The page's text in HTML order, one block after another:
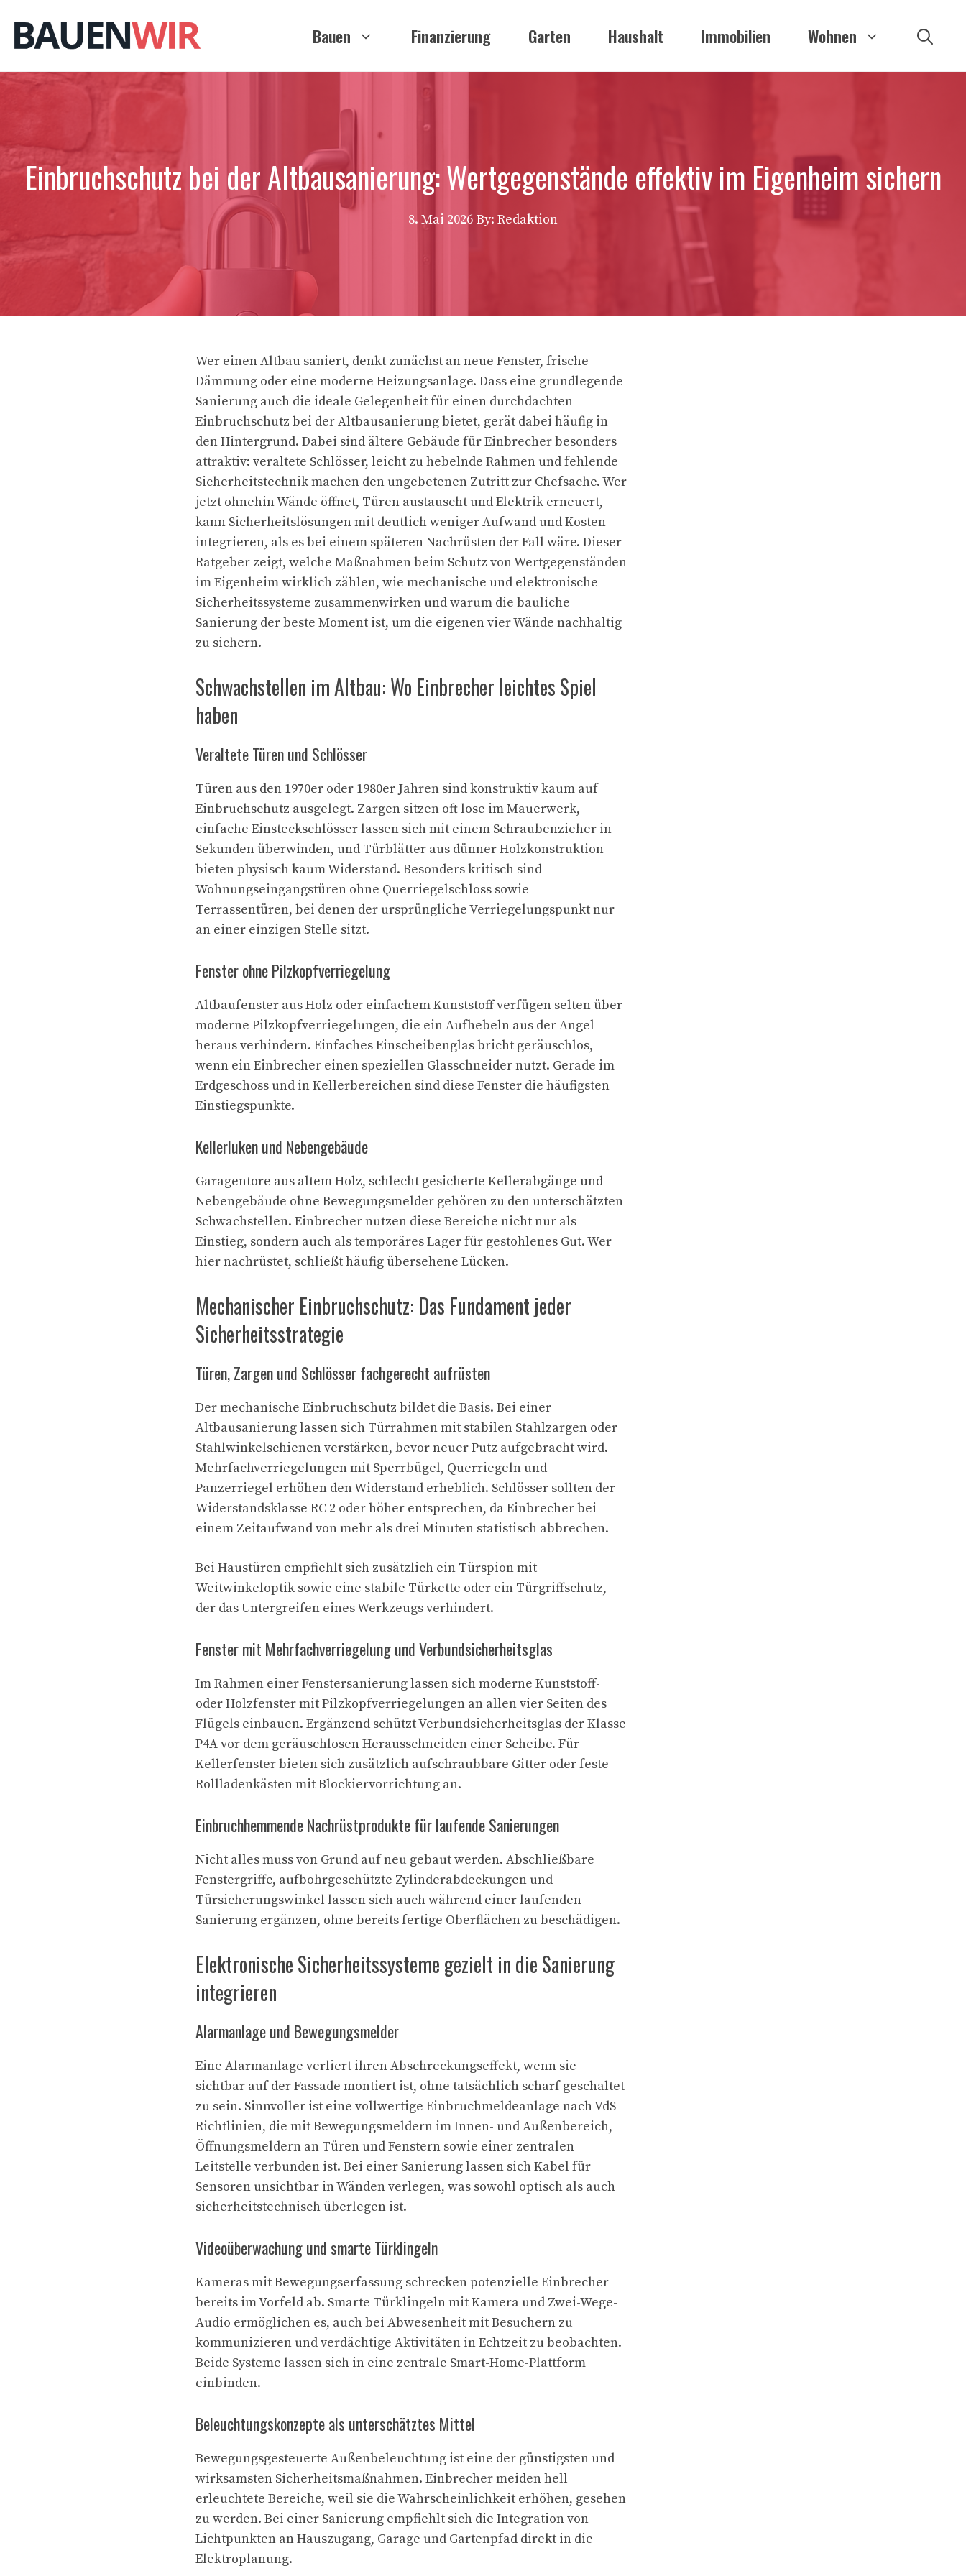
Inhalt
springen
Bauen Finanzierung Garten Haushalt Immobilien Wohnen
Einbruchschutz bei der Altbausanierung: Wertgegenstände effektiv im Eigenheim sichern
8. Mai 2026 By: Redaktion
Wer einen Altbau saniert, denkt zunächst an neue Fenster, frische
Dämmung oder eine moderne Heizungsanlage. Dass eine grundlegende
Sanierung auch die ideale Gelegenheit für einen durchdachten
Einbruchschutz bei der Altbausanierung bietet, gerät dabei häufig in
den Hintergrund. Dabei sind ältere Gebäude für Einbrecher besonders
attraktiv: veraltete Schlösser, leicht zu hebelnde Rahmen und fehlende
Sicherheitstechnik machen den ungebetenen Zutritt zur Chefsache. Wer
jetzt ohnehin Wände öffnet, Türen austauscht und Elektrik erneuert,
kann Sicherheitslösungen mit deutlich weniger Aufwand und Kosten
integrieren, als es bei einem späteren Nachrüsten der Fall wäre. Dieser
Ratgeber zeigt, welche Maßnahmen beim Schutz von Wertgegenständen
im Eigenheim wirklich zählen, wie mechanische und elektronische
Sicherheitssysteme zusammenwirken und warum die bauliche
Sanierung der beste Moment ist, um die eigenen vier Wände nachhaltig
zu sichern.
Schwachstellen im Altbau: Wo Einbrecher leichtes Spiel
haben
Veraltete Türen und Schlösser
Türen aus den 1970er oder 1980er Jahren sind konstruktiv kaum auf
Einbruchschutz ausgelegt. Zargen sitzen oft lose im Mauerwerk,
einfache Einsteckschlösser lassen sich mit einem Schraubenzieher in
Sekunden überwinden, und Türblätter aus dünner Holzkonstruktion
bieten physisch kaum Widerstand. Besonders kritisch sind
Wohnungseingangstüren ohne Querriegelschloss sowie
Terrassentüren, bei denen der ursprüngliche Verriegelungspunkt nur
an einer einzigen Stelle sitzt.
Fenster ohne Pilzkopfverriegelung
Altbaufenster aus Holz oder einfachem Kunststoff verfügen selten über
moderne Pilzkopfverriegelungen, die ein Aufhebeln aus der Angel
heraus verhindern. Einfaches Einscheibenglas bricht geräuschlos,
wenn ein Einbrecher einen speziellen Glasschneider nutzt. Gerade im
Erdgeschoss und in Kellerbereichen sind diese Fenster die häufigsten
Einstiegspunkte.
Kellerluken und Nebengebäude
Garagentore aus altem Holz, schlecht gesicherte Kellerabgänge und
Nebengebäude ohne Bewegungsmelder gehören zu den unterschätzten
Schwachstellen. Einbrecher nutzen diese Bereiche nicht nur als
Einstieg, sondern auch als temporäres Lager für gestohlenes Gut. Wer
hier nachrüstet, schließt häufig übersehene Lücken.
Mechanischer Einbruchschutz: Das Fundament jeder
Sicherheitsstrategie
Türen, Zargen und Schlösser fachgerecht aufrüsten
Der mechanische Einbruchschutz bildet die Basis. Bei einer
Altbausanierung lassen sich Türrahmen mit stabilen Stahlzargen oder
Stahlwinkelschienen verstärken, bevor neuer Putz aufgebracht wird.
Mehrfachverriegelungen mit Sperrbügel, Querriegeln und
Panzerriegel erhöhen den Widerstand erheblich. Schlösser sollten der
Widerstandsklasse RC 2 oder höher entsprechen, da Einbrecher bei
einem Zeitaufwand von mehr als drei Minuten statistisch abbrechen.
Bei Haustüren empfiehlt sich zusätzlich ein Türspion mit
Weitwinkeloptik sowie eine stabile Türkette oder ein Türgriffschutz,
der das Untergreifen eines Werkzeugs verhindert.
Fenster mit Mehrfachverriegelung und Verbundsicherheitsglas
Im Rahmen einer Fenstersanierung lassen sich moderne Kunststoff-
oder Holzfenster mit Pilzkopfverriegelungen an allen vier Seiten des
Flügels einbauen. Ergänzend schützt Verbundsicherheitsglas der Klasse
P4A vor dem geräuschlosen Herausschneiden einer Scheibe. Für
Kellerfenster bieten sich zusätzlich aufschraubbare Gitter oder feste
Rollladenkästen mit Blockiervorrichtung an.
Einbruchhemmende Nachrüstprodukte für laufende Sanierungen
Nicht alles muss von Grund auf neu gebaut werden. Abschließbare
Fenstergriffe, aufbohrgeschützte Zylinderabdeckungen und
Türsicherungswinkel lassen sich auch während einer laufenden
Sanierung ergänzen, ohne bereits fertige Oberflächen zu beschädigen.
Elektronische Sicherheitssysteme gezielt in die Sanierung
integrieren
Alarmanlage und Bewegungsmelder
Eine Alarmanlage verliert ihren Abschreckungseffekt, wenn sie
sichtbar auf der Fassade montiert ist, ohne tatsächlich scharf geschaltet
zu sein. Sinnvoller ist eine vollwertige Einbruchmeldeanlage nach VdS-
Richtlinien, die mit Bewegungsmeldern im Innen- und Außenbereich,
Öffnungsmeldern an Türen und Fenstern sowie einer zentralen
Leitstelle verbunden ist. Bei einer Sanierung lassen sich Kabel für
Sensoren unsichtbar in Wänden verlegen, was sowohl optisch als auch
sicherheitstechnisch überlegen ist.
Videoüberwachung und smarte Türklingeln
Kameras mit Bewegungserfassung schrecken potenzielle Einbrecher
bereits im Vorfeld ab. Smarte Türklingeln mit Kamera und Zwei-Wege-
Audio ermöglichen es, auch bei Abwesenheit mit Besuchern zu
kommunizieren und verdächtige Aktivitäten in Echtzeit zu beobachten.
Beide Systeme lassen sich in eine zentrale Smart-Home-Plattform
einbinden.
Beleuchtungskonzepte als unterschätztes Mittel
Bewegungsgesteuerte Außenbeleuchtung ist eine der günstigsten und
wirksamsten Sicherheitsmaßnahmen. Einbrecher meiden hell
erleuchtete Bereiche, weil sie die Wahrscheinlichkeit erhöhen, gesehen
zu werden. Bei einer Sanierung empfiehlt sich die Integration von
Lichtpunkten an Hauszugang, Garage und Gartenpfad direkt in die
Elektroplanung.